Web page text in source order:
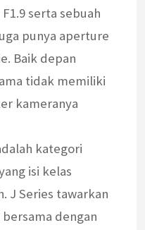
serta sebuah
punya aperture
Baik depan
tidak memiliki
kameranya
kategori
isi kelas
J Series tawarkan
dengan